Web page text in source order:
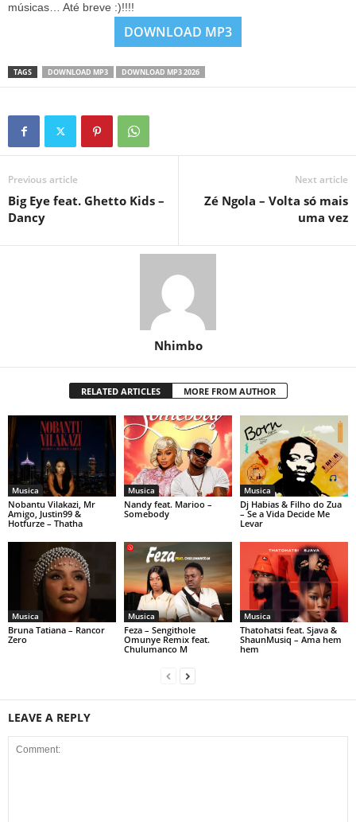
músicas… Até breve :)!!!!
DOWNLOAD MP3
TAGS DOWNLOAD MP3 DOWNLOAD MP3 2026
Previous article
Big Eye feat. Ghetto Kids –
Dancy
Next article
Zé Ngola – Volta só mais
uma vez
Nhimbo
RELATED ARTICLES MORE FROM AUTHOR
Musica
Nobantu Vilakazi, Mr
Amigo, Justin99 &
Hotfurze – Thatha
Musica
Nandy feat. Marioo –
Somebody
Musica
Dj Habias & Filho do Zua
– Se a Vida Decide Me
Levar
Musica
Bruna Tatiana – Rancor
Zero
Musica
Feza – Sengithole
Omunye Remix feat.
Chulumanco M
Musica
Thatohatsi feat. Sjava &
ShaunMusiq – Ama hem
hem
LEAVE A REPLY